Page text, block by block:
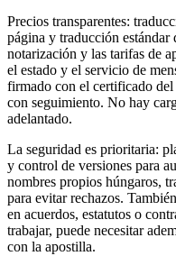
Precios transparentes:
página y traducción
notarización y las tarifas de
el estado y el servicio de
firmado con el certificado
con seguimiento. No hay
adelantado.
La seguridad es prioritaria:
y control de versiones para
nombres propios húngaros,
para evitar rechazos.
en acuerdos, estatutos o
trabajar, puede necesitar
con la apostilla.